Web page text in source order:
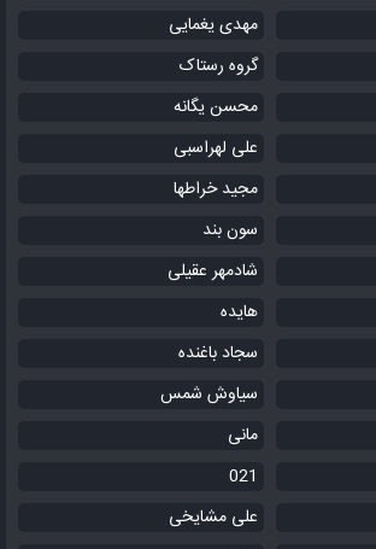
مهدی یغمایی
گروه رستاک
محسن یگانه
علی لهراسبی
مجید خراطها
سون بند
شادمهر عقیلی
هایده
سجاد باغنده
سیاوش شمس
مانی
021
علی مشایخی